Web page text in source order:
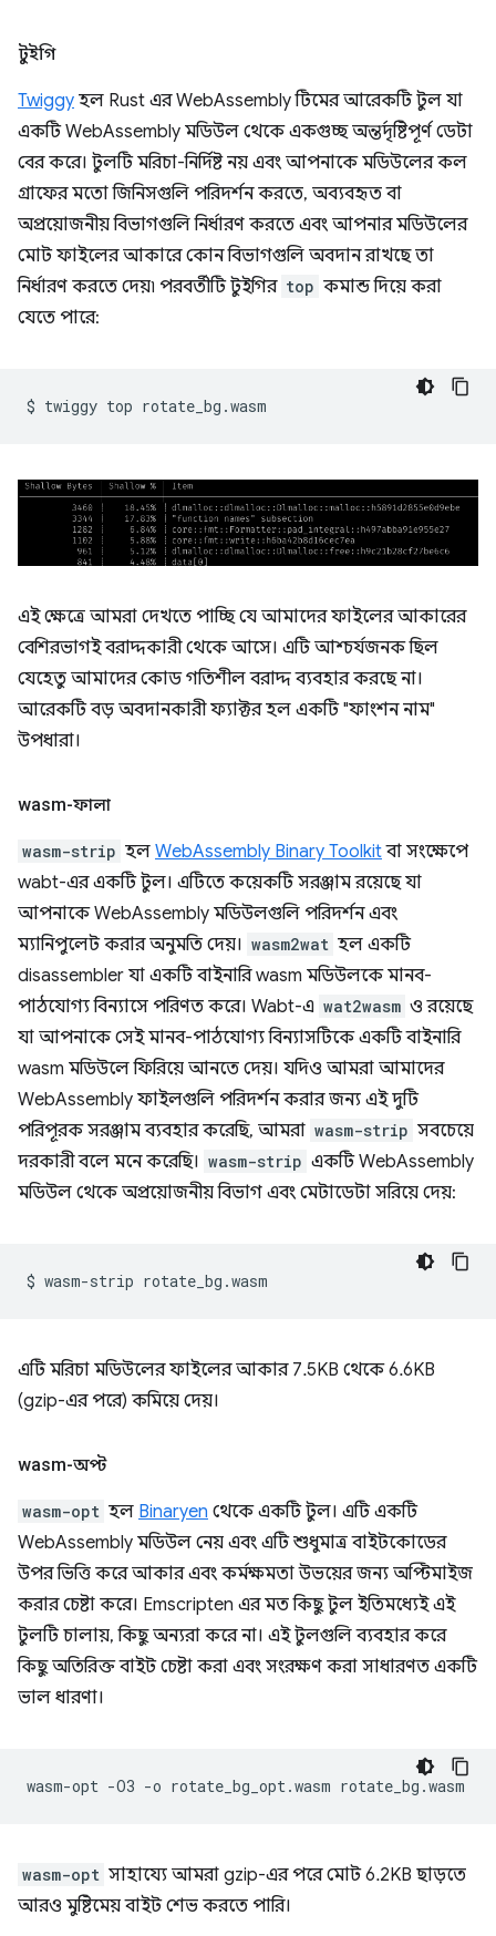
টুইগি
Twiggy হল Rust এর WebAssembly টিমের আরেকটি টুল যা
একটি WebAssembly মডিউল থেকে একগুচ্ছ অন্তর্দৃষ্টিপূর্ণ ডেটা
বের করে। টুলটি মরিচা-নির্দিষ্ট নয় এবং আপনাকে মডিউলের কল
গ্রাফের মতো জিনিসগুলি পরিদর্শন করতে, অব্যবহৃত বা
অপ্রয়োজনীয় বিভাগগুলি নির্ধারণ করতে এবং আপনার মডিউলের
মোট ফাইলের আকারে কোন বিভাগগুলি অবদান রাখছে তা
নির্ধারণ করতে দেয়৷ পরবর্তীটি টুইগির top কমান্ড দিয়ে করা
যেতে পারে:
$ twiggy top
এই ক্ষেত্রে আমরা দেখতে পাচ্ছি যে আমাদের ফাইলের আকারের
বেশিরভাগই বরাদ্দকারী থেকে আসে। এটি আশ্চর্যজনক ছিল
যেহেতু আমাদের কোড গতিশীল বরাদ্দ ব্যবহার করছে না।
আরেকটি বড় অবদানকারী ফ্যাক্টর হল একটি "ফাংশন নাম"
উপধারা।
wasm-ফালা
wasm-strip হল WebAssembly Binary Toolkitবা সংক্ষেপে
wabt-এর একটি টুল। এটিতে কয়েকটি সরঞ্জাম রয়েছে যা
আপনাকে WebAssembly মডিউলগুলি পরিদর্শন এবং
ম্যানিপুলেট করার অনুমতি দেয়। wasm2wat হল একটি
disassembler যা একটি বাইনারি wasm মডিউলকে মানব-
পাঠযোগ্য বিন্যাসে পরিণত করে। Wabt-এ wat2wasm ও রয়েছে
যা আপনাকে সেই মানব-পাঠযোগ্য বিন্যাসটিকে একটি বাইনারি
wasm মডিউলে ফিরিয়ে আনতে দেয়। যদিও আমরা আমাদের
WebAssembly ফাইলগুলি পরিদর্শন করার জন্য এই দুটি
পরিপূরক সরঞ্জাম ব্যবহার করেছি, আমরা wasm-strip সবচেয়ে
দরকারী বলে মনে করেছি। wasm-strip একটি WebAssembly
মডিউল থেকে অপ্রয়োজনীয় বিভাগ এবং মেটাডেটা সরিয়ে দেয়:
$ wasm-strip
এটি মরিচা মডিউলের ফাইলের আকার 7.5KB থেকে 6.6KB
(gzip-এর পরে) কমিয়ে দেয়।
wasm-অপ্ট
wasm-opt হল Binaryen থেকে একটি টুল। এটি একটি
WebAssembly মডিউল নেয় এবং এটি শুধুমাত্র বাইটকোডের
উপর ভিত্তি করে আকার এবং কর্মক্ষমতা উভয়ের জন্য অপ্টিমাইজ
করার চেষ্টা করে। Emscripten এর মত কিছু টুল ইতিমধ্যেই এই
টুলটি চালায়, কিছু অন্যরা করে না। এই টুলগুলি ব্যবহার করে
কিছু অতিরিক্ত বাইট চেষ্টা করা এবং সংরক্ষণ করা সাধারণত একটি
ভাল ধারণা।
wasm-opt -O3 -o rotate_bg_opt.wasm
wasm-opt সাহায্যে আমরা gzip-এর পরে মোট 6.2KB ছাড়তে
আরও মুষ্টিমেয় বাইট শেভ করতে পারি।